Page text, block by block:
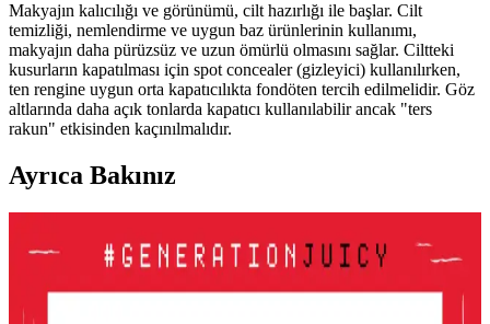
Makyajın kalıcılığı ve görünümü, cilt hazırlığı ile başlar. Cilt
temizliği, nemlendirme ve uygun baz ürünlerinin kullanımı,
makyajın daha pürüzsüz ve uzun ömürlü olmasını sağlar. Ciltteki
kusurların kapatılması için spot concealer (gizleyici) kullanılırken,
ten rengine uygun orta kapatıcılıkta fondöten tercih edilmelidir. Göz
altlarında daha açık tonlarda kapatıcı kullanılabilir ancak "ters
rakun" etkisinden kaçınılmalıdır.
Ayrıca Bakınız
Le Mabelle Altın Pembe Beyaz Glitter Simli Kız
Çocuk Jel Farı Pratik ve Işıltılı Göz Makyajı
Deneyimi